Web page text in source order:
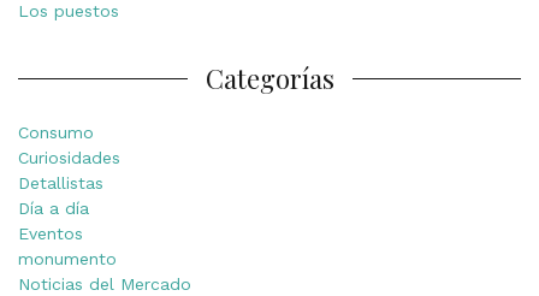
Los puestos
Categorías
Consumo
Curiosidades
Detallistas
Día a día
Eventos
monumento
Noticias del Mercado